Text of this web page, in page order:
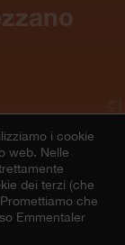
i cookie
web. Nelle
dei terzi (che
che
Emmentaler